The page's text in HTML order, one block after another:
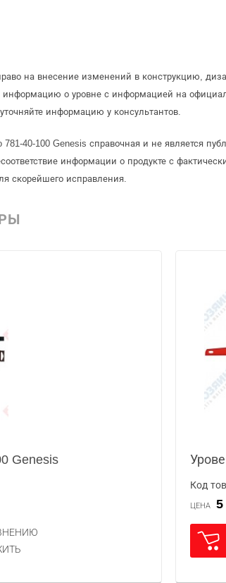
на внесение изменений в конструкцию,
информацию о уровне с информацией на
информацию у консультантов.
40-100 Genesis справочная и не является
информации о продукте с
скорейшего исправления.
Genesis
Код
ЦЕНА